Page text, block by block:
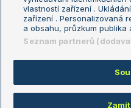
Podmínky užití
GDPR a žurnalistika
Kontakt
Copyright © 2008-2026
vlastností zařízení .
zařízení . Personalizovaná
a obsahu, průzkum publika
Seznam partnerů